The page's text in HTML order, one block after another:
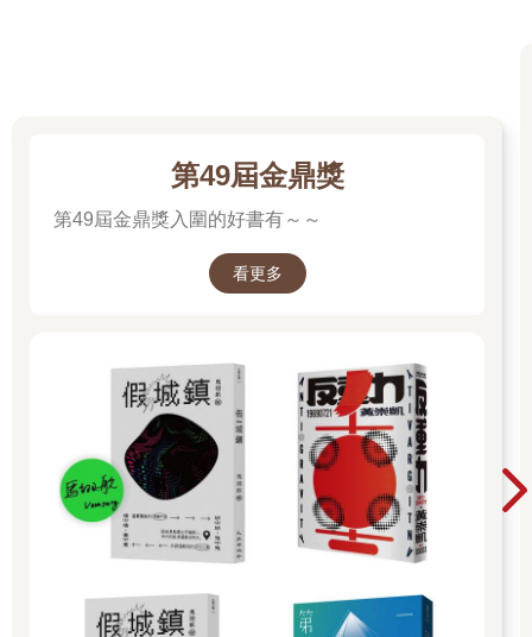
第49屆金鼎獎
第49屆金鼎獎入圍的好書有～～
看更多